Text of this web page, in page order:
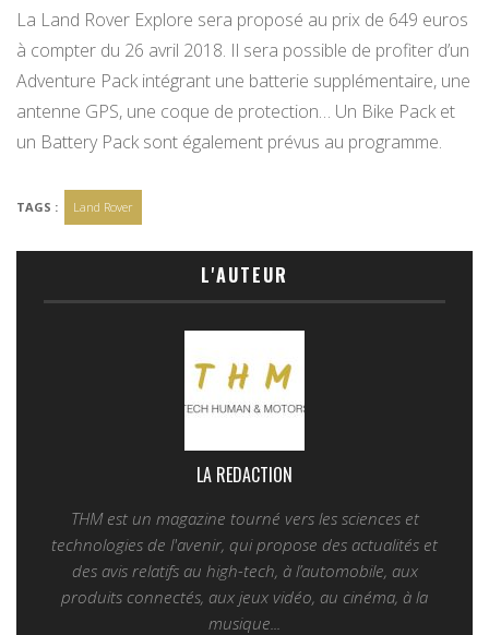
La Land Rover Explore sera proposé au prix de 649 euros
à compter du 26 avril 2018. Il sera possible de profiter d’un
Adventure Pack intégrant une batterie supplémentaire, une
antenne GPS, une coque de protection… Un Bike Pack et
un Battery Pack sont également prévus au programme.
TAGS : Land Rover
L'AUTEUR
LA REDACTION
THM est un magazine tourné vers les sciences et
technologies de l'avenir, qui propose des actualités et
des avis relatifs au high-tech, à l’automobile, aux
produits connectés, aux jeux vidéo, au cinéma, à la
musique...